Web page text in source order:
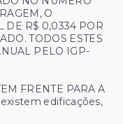
O
DE R$ 0,0334 POR
TODOS ESTES
PELO IGP-
FRENTE PARA A
edificações,